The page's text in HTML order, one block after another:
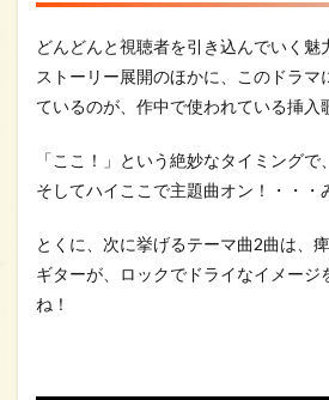
どんどんと視聴者を引き込んでいく魅
ストーリー展開のほかに、このドラマ
ているのが、作中で使われている挿入
「ここ！」という絶妙なタイミングで
そしてハイここで主題曲オン！・・・
とくに、次に挙げるテーマ曲2曲は、
ギターが、ロックでドライなイメージ
ね！